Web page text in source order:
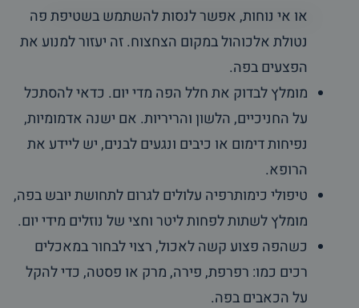
או אי נוחות, אפשר לנסות להשתמש בשטיפת פה
נטולת אלכוהול במקום הצחצוח. זה יעזור למנוע את
הפצעים בפה.
מומלץ לבדוק את חלל הפה מדי יום. כדאי להסתכל
על החניכיים, הלשון והריריות. אם ישנה אדמומיות,
נפיחות דימום או כיבים ונגעים לבנים, יש ליידע את
הרופא.
טיפולי כימותרפיה עלולים לגרום לתחושת יובש בפה,
מומלץ לשתות לפחות ליטר וחצי של נוזלים מידי יום.
כשהפה פצוע קשה לאכול, רצוי לבחור במאכלים
רכים כמו: רפרפת, פירה, מרק או פסטה, כדי להקל
על הכאבים בפה.